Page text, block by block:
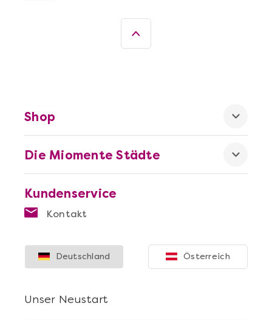
Die beste Pizza@Home
Kundenservice
Kontakt
Die Miomente Städte
Shop
Unser Neustart
Deutschland Österreich